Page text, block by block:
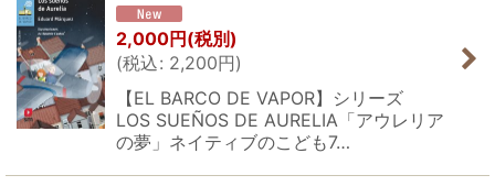
2,000円 (税別)
(税込: 2,200円)
【EL BARCO DE VAPOR】シリーズ
LOS SUEÑOS DE AURELIA「アウレリア
の夢」ネイティブのこども7…